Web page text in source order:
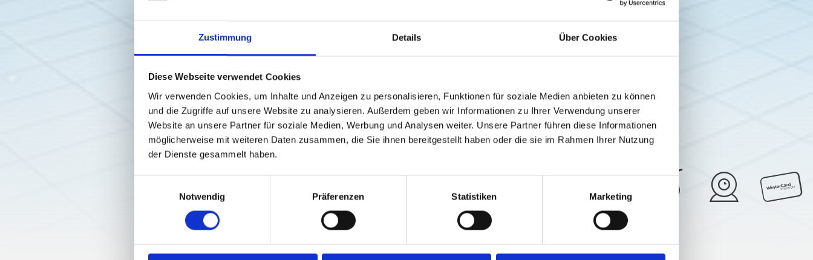
Zustimmung Details Über Cookies
Diese Webseite verwendet Cookies
Wir verwenden Cookies, um Inhalte und Anzeigen zu personalisieren, Funktionen für soziale Medien anbieten zu können
und die Zugriffe auf unsere Website zu analysieren. Außerdem geben wir Informationen zu Ihrer Verwendung unserer
Website an unsere Partner für soziale Medien, Werbung und Analysen weiter. Unsere Partner führen diese Informationen
möglicherweise mit weiteren Daten zusammen, die Sie ihnen bereitgestellt haben oder die sie im Rahmen Ihrer Nutzung
der Dienste gesammelt haben.
Notwendig Präferenzen Statistiken Marketing
28°